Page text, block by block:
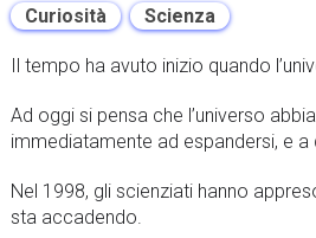
Curiosità Scienza
Il tempo ha avuto inizio quando
Ad oggi si pensa che l’universo
immediatamente ad espandersi, e a
Nel 1998, gli scienziati hanno
sta accadendo.